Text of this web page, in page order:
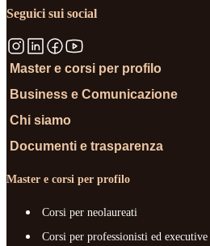
Seguici sui social
Master e corsi per profilo
Business e Comunicazione
Chi siamo
Documenti e trasparenza
Master e corsi per profilo
Corsi per neolaureati
Corsi per professionisti ed executive